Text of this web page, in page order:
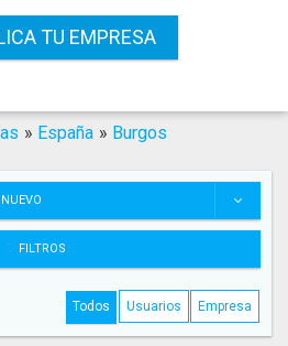
TU EMPRESA
» España » Burgos
NUEVO
FILTROS
Todos Usuarios Empresa